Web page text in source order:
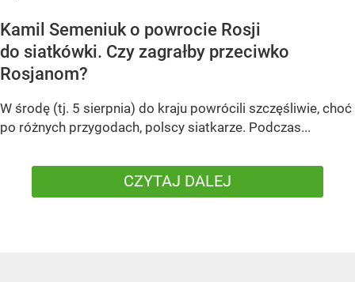
Kamil Semeniuk o powrocie Rosji
do siatkówki. Czy zagrałby przeciwko
Rosjanom?
W środę (tj. 5 sierpnia) do kraju powrócili szczęśliwie, choć
po różnych przygodach, polscy siatkarze. Podczas...
CZYTAJ DALEJ